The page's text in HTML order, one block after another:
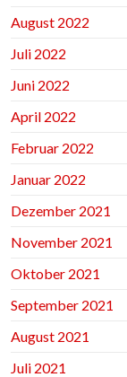
August 2022
Juli 2022
Juni 2022
April 2022
Februar 2022
Januar 2022
Dezember 2021
November 2021
Oktober 2021
September 2021
August 2021
Juli 2021